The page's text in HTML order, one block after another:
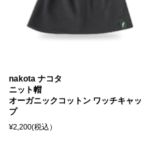
nakota ナコタ
ニット帽
オーガニックコットン ワッチキャッ
プ
¥2,200(税込）